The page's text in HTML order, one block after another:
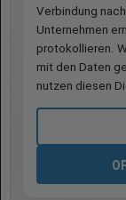
Verbindung
Unternehmen
protokollieren.
mit den Daten
nutzen diesen